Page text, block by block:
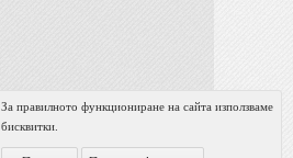
За правилното функциониране на сайта използваме
бисквитки.